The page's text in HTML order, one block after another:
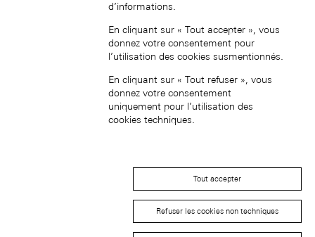
中国香港特别行政区 (ZH-HANS)
中國香港特別行政區 (ZH-HANT)
d’informations.
En cliquant sur « Tout accepter », vous
donnez votre consentement pour
l’utilisation des cookies susmentionnés.
En cliquant sur « Tout refuser », vous
donnez votre consentement
uniquement pour l’utilisation des
cookies techniques.
Tout accepter
Refuser les cookies non techniques